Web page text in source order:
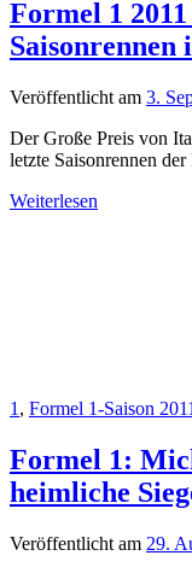
Formel 1
Saisonrennen
Veröffentlicht am 3.
Der Große Preis von
letzte Saisonrennen
Weiterlesen
1 , Formel 1-Saison 2011
Formel 1:
heimliche
Veröffentlicht am 29.